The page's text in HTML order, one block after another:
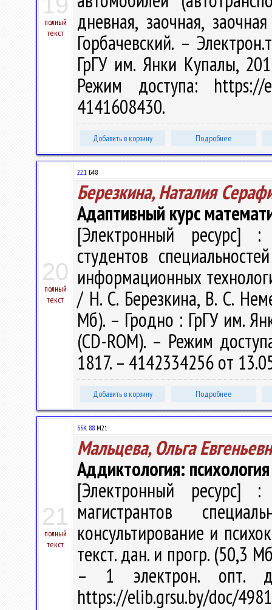
полный
текст
дневная, заочная,
Горбачевский. –
ГрГУ им. Янки Купалы,
Режим доступа: https://
4141608430.
Добавить в корзину Подробнее
20
полный
текст
22.1 Б48
Березкина, Наталия
Адаптивный курс
[Электронный ресурс] :
студентов
информационных
/ Н. С. Березкина, В. С.
Мб). – Гродно : ГрГУ им.
(CD-ROM). – Режим
1817. – 4142334256 от
Добавить в корзину Подробнее
21
полный
текст
ББК 88.М21
Мальцева, Ольга
Аддиктология:
[Электронный ресурс] :
магистрантов
консультирование и
текст. дан. и прогр. (50,3
– 1 электрон. опт.
https://elib.grsu.by/doc/